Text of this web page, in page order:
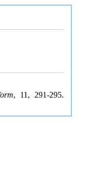
, 11, 291-295.